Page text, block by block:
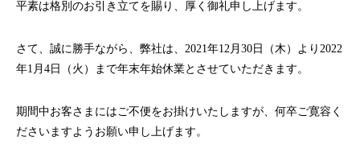
平素は格別のお引き立てを賜り、厚く御礼申し上げます。
さて、誠に勝手ながら、弊社は、2021年12月30日（木）より2022
年1月4日（火）まで年末年始休業とさせていただきます。
期間中お客さまにはご不便をお掛けいたしますが、何卒ご寛容く
ださいますようお願い申し上げます。